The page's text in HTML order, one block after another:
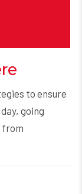
to ensure
going
from